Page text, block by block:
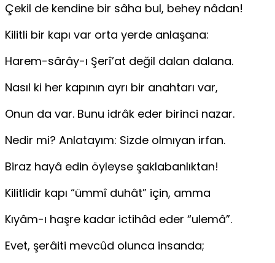
Çekil de kendine bir sâha bul, behey nâdan!
Kilitli bir kapı var orta yerde anlaşana:
Harem-sârây-ı Şerî’at değil dalan dalana.
Nasıl ki her kapının ayrı bir anahtarı var,
Onun da var. Bunu idrâk eder birinci nazar.
Nedir mi? Anlatayım: Sizde olmıyan irfan.
Biraz hayâ edin öyleyse şaklabanlıktan!
Kilitlidir kapı “ümmî duhât” için, amma
Kıyâm-ı haşre kadar ictihâd eder “ulemâ”.
Evet, şerâiti mevcûd olunca insanda;